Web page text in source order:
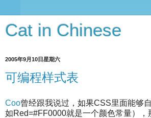
Cat in Chinese
2005年9月10日星期六
可编程样式表
Coo曾经跟我说过，如果CSS里面能够
如Red=#FF0000就是一个颜色常量），